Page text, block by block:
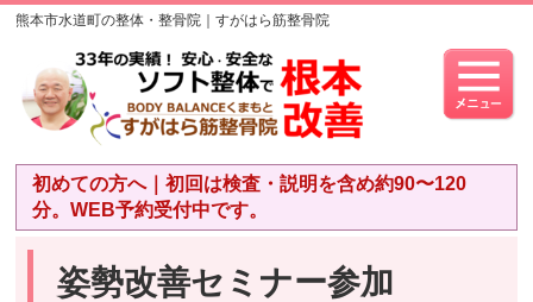
熊本市水道町の整体・整骨院｜すがはら筋整骨院
初めての方へ｜初回は検査・説明を含め約90〜120
分。WEB予約受付中です。
姿勢改善セミナー参加